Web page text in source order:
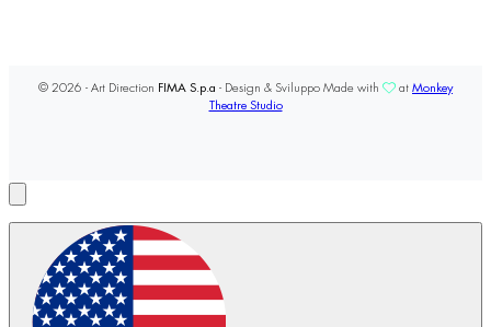
© 2026 - Art Direction FIMA S.p.a - Design & Sviluppo Made with at Monkey
Theatre Studio